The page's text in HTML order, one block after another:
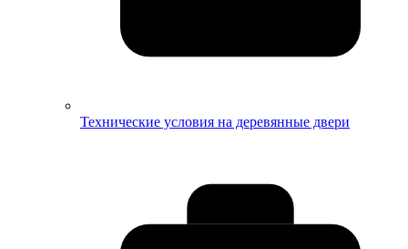
Технические условия на деревянные двери